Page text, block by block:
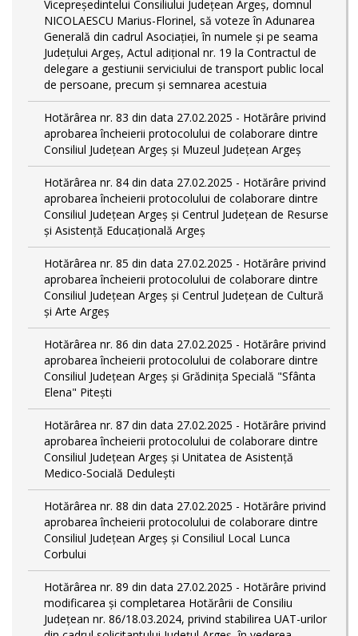
Vicepreședintelui Consiliului Județean Argeș, domnul
NICOLAESCU Marius-Florinel, să voteze în Adunarea
Generală din cadrul Asociației, în numele și pe seama
Județului Argeș, Actul adițional nr. 19 la Contractul de
delegare a gestiunii serviciului de transport public local
de persoane, precum și semnarea acestuia
Hotărârea nr. 83 din data 27.02.2025 - Hotărâre privind
aprobarea încheierii protocolului de colaborare dintre
Consiliul Județean Argeș și Muzeul Județean Argeș
Hotărârea nr. 84 din data 27.02.2025 - Hotărâre privind
aprobarea încheierii protocolului de colaborare dintre
Consiliul Județean Argeș și Centrul Județean de Resurse
și Asistență Educațională Argeș
Hotărârea nr. 85 din data 27.02.2025 - Hotărâre privind
aprobarea încheierii protocolului de colaborare dintre
Consiliul Județean Argeș și Centrul Județean de Cultură
și Arte Argeș
Hotărârea nr. 86 din data 27.02.2025 - Hotărâre privind
aprobarea încheierii protocolului de colaborare dintre
Consiliul Județean Argeș și Grădinița Specială "Sfânta
Elena" Pitești
Hotărârea nr. 87 din data 27.02.2025 - Hotărâre privind
aprobarea încheierii protocolului de colaborare dintre
Consiliul Județean Argeș și Unitatea de Asistență
Medico-Socială Dedulești
Hotărârea nr. 88 din data 27.02.2025 - Hotărâre privind
aprobarea încheierii protocolului de colaborare dintre
Consiliul Județean Argeș și Consiliul Local Lunca
Corbului
Hotărârea nr. 89 din data 27.02.2025 - Hotărâre privind
modificarea și completarea Hotărârii de Consiliu
Județean nr. 86/18.03.2024, privind stabilirea UAT-urilor